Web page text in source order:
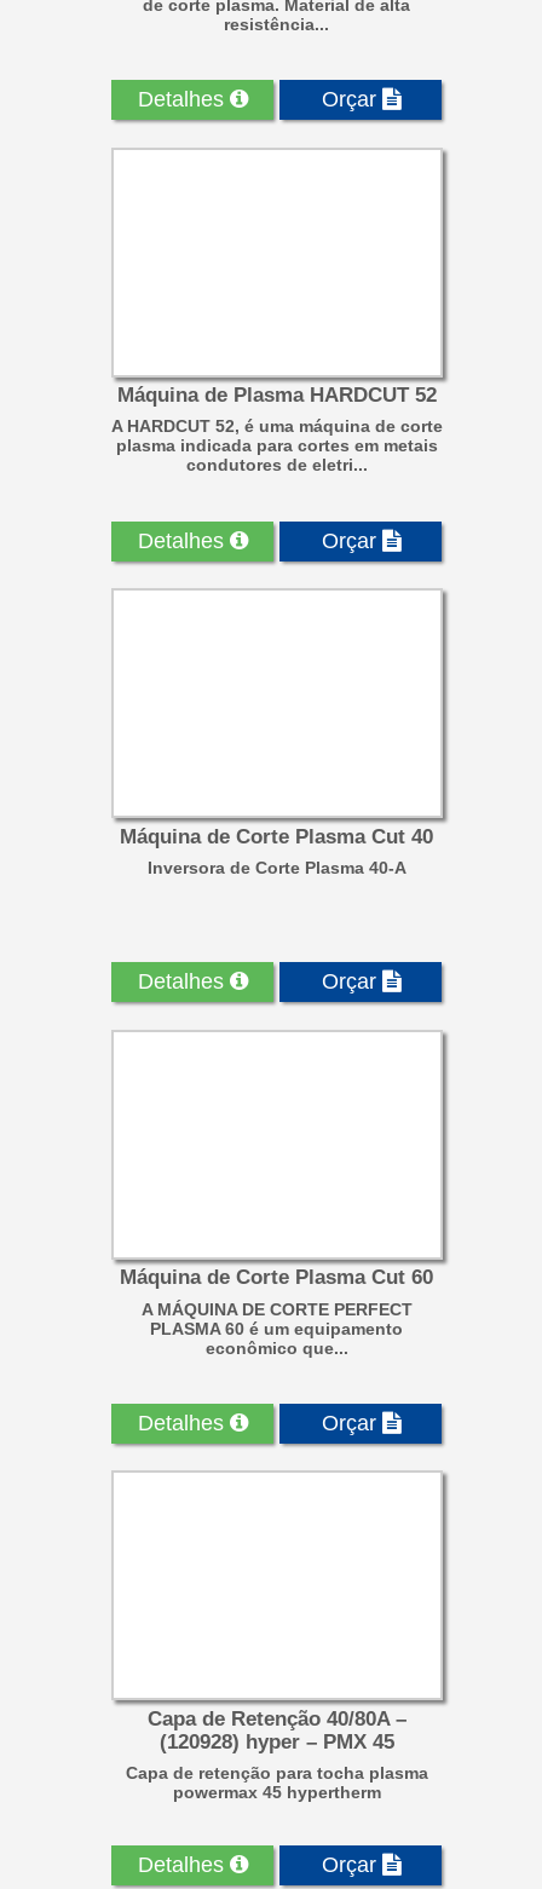
de corte plasma. Material de alta
resistência...
Detalhes Orçar
Máquina de Plasma HARDCUT 52
A HARDCUT 52, é uma máquina de corte
plasma indicada para cortes em metais
condutores de eletri...
Detalhes Orçar
Máquina de Corte Plasma Cut 40
Inversora de Corte Plasma 40-A
Detalhes Orçar
Máquina de Corte Plasma Cut 60
A MÁQUINA DE CORTE PERFECT
PLASMA 60 é um equipamento
econômico que...
Detalhes Orçar
Capa de Retenção 40/80A –
(120928) hyper – PMX 45
Capa de retenção para tocha plasma
powermax 45 hypertherm
Detalhes Orçar